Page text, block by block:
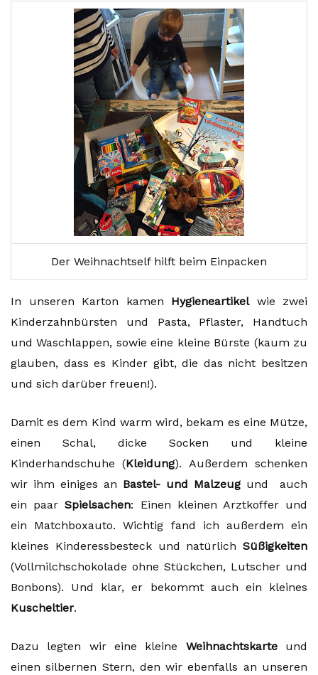
Der Weihnachtself hilft beim Einpacken
In unseren Karton kamen Hygieneartikelwie zwei
Kinderzahnbürsten und Pasta, Pflaster, Handtuch
und Waschlappen, sowie eine kleine Bürste (kaum zu
glauben, dass es Kinder gibt, die das nicht besitzen
und sich darüber freuen!).
Damit es dem Kind warm wird, bekam es eine Mütze,
einen Schal, dicke Socken und kleine
Kinderhandschuhe (Kleidung). Außerdem schenken
wir ihm einiges an Bastel- und Malzeug und auch
ein paarSpielsachen: Einen kleinen Arztkoffer und
ein Matchboxauto. Wichtig fand ich außerdem ein
kleines Kinderessbesteck und natürlich Süßigkeiten
(Vollmilchschokolade ohne Stückchen, Lutscher und
Bonbons). Und klar, er bekommt auch ein kleines
Kuscheltier.
Dazu legten wir eine kleine Weihnachtskarte und
einen silbernen Stern, den wir ebenfalls an unseren